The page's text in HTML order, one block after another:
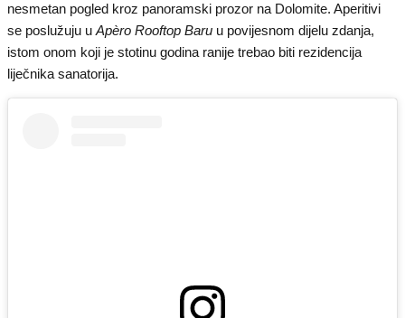
nesmetan pogled kroz panoramski prozor na Dolomite. Aperitivi
se poslužuju u Apèro Rooftop Baru u povijesnom dijelu zdanja,
istom onom koji je stotinu godina ranije trebao biti rezidencija
liječnika sanatorija.